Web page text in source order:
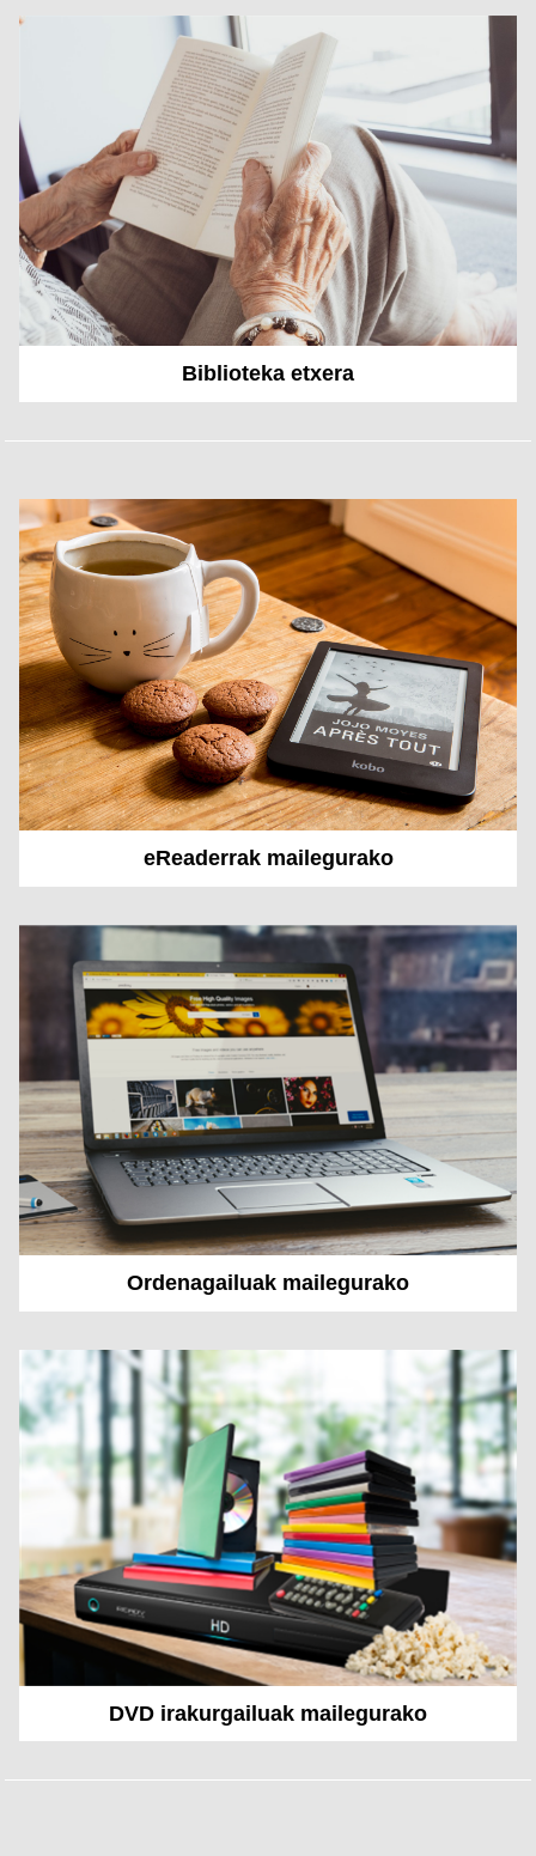
Biblioteka etxera
eReaderrak mailegurako
Ordenagailuak mailegurako
DVD irakurgailuak mailegurako